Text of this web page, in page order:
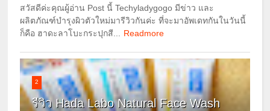
สวัสดีค่ะคุณผู้อ่าน Post นี้ Techyladygogo มีข่าว และ
ผลิตภัณฑ์บำรุงผิวตัวใหม่มารีวิวกันค่ะ ที่จะมาอัพเดทกันในวันนี้
ก็คือ ฮาดะลาโบะกระปุกสี... Readmore
2
รีวิว Hada Labo Natural Face Wash